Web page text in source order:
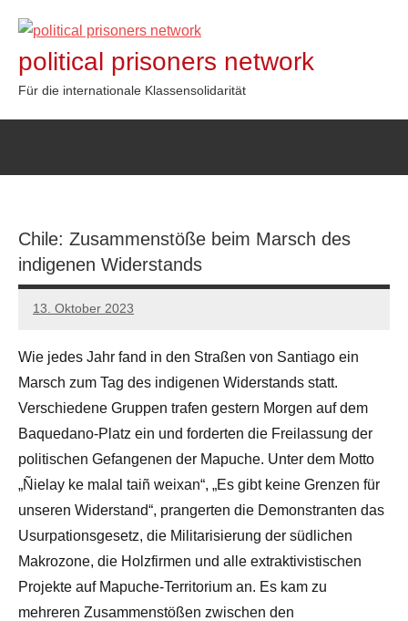
Inhalt
springen
political prisoners network
Für die internationale Klassensolidarität
Chile: Zusammenstöße beim Marsch des
indigenen Widerstands
13. Oktober 2023
network
Wie jedes Jahr fand in den Straßen von Santiago ein
Marsch zum Tag des indigenen Widerstands statt.
Verschiedene Gruppen trafen gestern Morgen auf dem
Baquedano-Platz ein und forderten die Freilassung der
politischen Gefangenen der Mapuche. Unter dem Motto
„Ñielay ke malal taiñ weixan“, „Es gibt keine Grenzen für
unseren Widerstand“, prangerten die Demonstranten das
Usurpationsgesetz, die Militarisierung der südlichen
Makrozone, die Holzfirmen und alle extraktivistischen
Projekte auf Mapuche-Territorium an. Es kam zu
mehreren Zusammenstößen zwischen den